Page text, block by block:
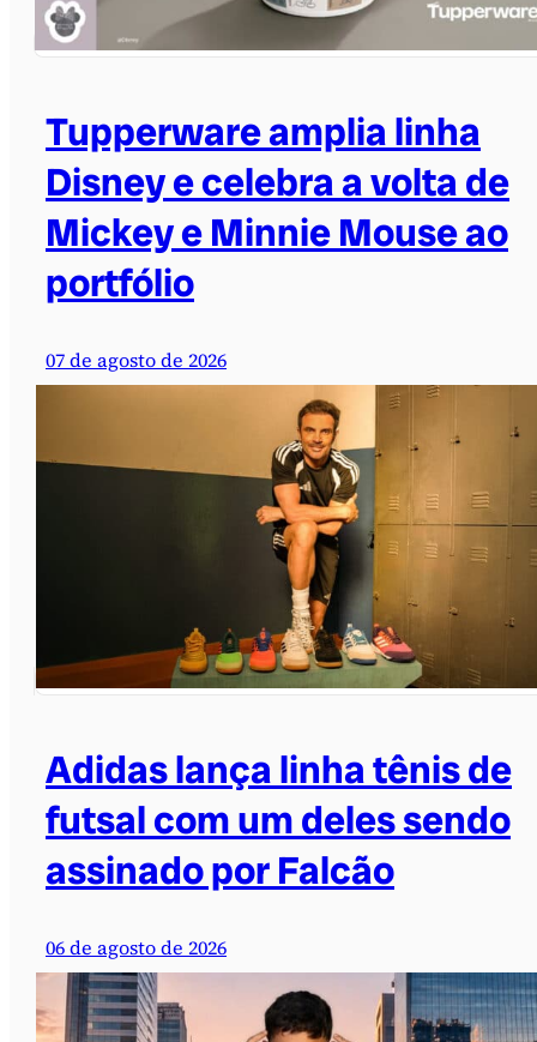
Tupperware amplia linha
Disney e celebra a volta de
Mickey e Minnie Mouse ao
portfólio
07 de agosto de 2026
Adidas lança linha tênis de
futsal com um deles sendo
assinado por Falcão
06 de agosto de 2026